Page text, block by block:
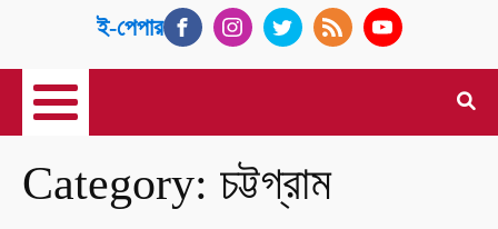
ই-পেপার
Category: চট্টগ্রাম